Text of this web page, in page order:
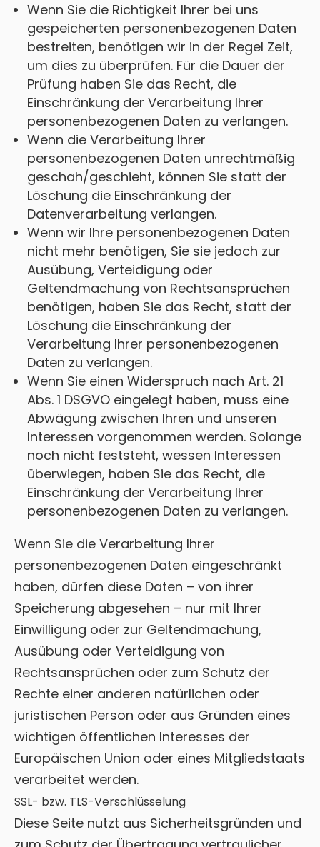
Wenn Sie die Richtigkeit Ihrer bei uns
gespeicherten personenbezogenen Daten
bestreiten, benötigen wir in der Regel Zeit,
um dies zu überprüfen. Für die Dauer der
Prüfung haben Sie das Recht, die
Einschränkung der Verarbeitung Ihrer
personenbezogenen Daten zu verlangen.
Wenn die Verarbeitung Ihrer
personenbezogenen Daten unrechtmäßig
geschah/geschieht, können Sie statt der
Löschung die Einschränkung der
Datenverarbeitung verlangen.
Wenn wir Ihre personenbezogenen Daten
nicht mehr benötigen, Sie sie jedoch zur
Ausübung, Verteidigung oder
Geltendmachung von Rechtsansprüchen
benötigen, haben Sie das Recht, statt der
Löschung die Einschränkung der
Verarbeitung Ihrer personenbezogenen
Daten zu verlangen.
Wenn Sie einen Widerspruch nach Art. 21
Abs. 1 DSGVO eingelegt haben, muss eine
Abwägung zwischen Ihren und unseren
Interessen vorgenommen werden. Solange
noch nicht feststeht, wessen Interessen
überwiegen, haben Sie das Recht, die
Einschränkung der Verarbeitung Ihrer
personenbezogenen Daten zu verlangen.
Wenn Sie die Verarbeitung Ihrer
personenbezogenen Daten eingeschränkt
haben, dürfen diese Daten – von ihrer
Speicherung abgesehen – nur mit Ihrer
Einwilligung oder zur Geltendmachung,
Ausübung oder Verteidigung von
Rechtsansprüchen oder zum Schutz der
Rechte einer anderen natürlichen oder
juristischen Person oder aus Gründen eines
wichtigen öffentlichen Interesses der
Europäischen Union oder eines Mitgliedstaats
verarbeitet werden.
SSL- bzw. TLS-Verschlüsselung
Diese Seite nutzt aus Sicherheitsgründen und